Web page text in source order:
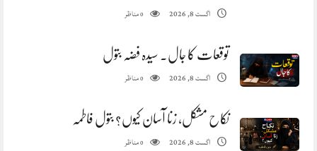
اگست 8, 2026 0مناظر
توقعات کا جال. سیدہ فضہ بتول
اگست 8, 2026 0مناظر
نکاح مشکل، زنا آسان کیوں؟ بتول فاطمہ
اگست 8, 2026 0مناظر